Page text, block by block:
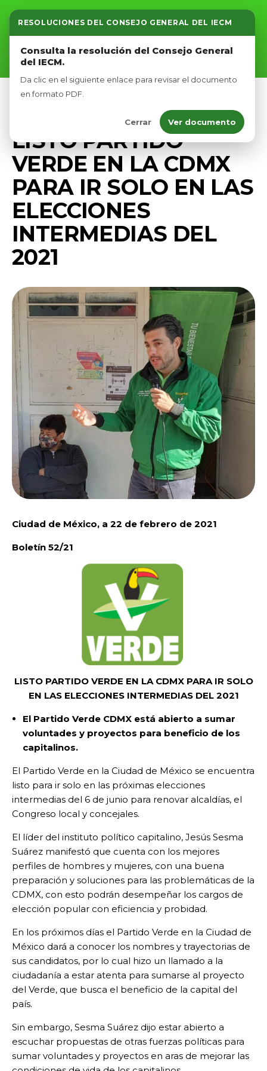
RESOLUCIONES DEL CONSEJO GENERAL DEL IECM
Consulta la resolución del Consejo General
del IECM.
Da clic en el siguiente enlace para revisar el documento
en formato PDF.
Cerrar Ver documento
Inicio
Nosotros
Afíliate
LISTO PARTIDO
VERDE EN LA CDMX
PARA IR SOLO EN LAS
ELECCIONES
INTERMEDIAS DEL
2021
Ciudad de México, a 22 de febrero de 2021
Boletín 52/21
LISTO PARTIDO VERDE EN LA CDMX PARA IR SOLO
EN LAS ELECCIONES INTERMEDIAS DEL 2021
El Partido Verde CDMX está abierto a sumar
voluntades y proyectos para beneficio de los
capitalinos.
El Partido Verde en la Ciudad de México se encuentra
listo para ir solo en las próximas elecciones
intermedias del 6 de junio para renovar alcaldías, el
Congreso local y concejales.
El líder del instituto político capitalino, Jesús Sesma
Suárez manifestó que cuenta con los mejores
perfiles de hombres y mujeres, con una buena
preparación y soluciones para las problemáticas de la
CDMX, con esto podrán desempeñar los cargos de
elección popular con eficiencia y probidad.
En los próximos días el Partido Verde en la Ciudad de
México dará a conocer los nombres y trayectorias de
sus candidatos, por lo cual hizo un llamado a la
ciudadanía a estar atenta para sumarse al proyecto
del Verde, que busca el beneficio de la capital del
país.
Sin embargo, Sesma Suárez dijo estar abierto a
escuchar propuestas de otras fuerzas políticas para
sumar voluntades y proyectos en aras de mejorar las